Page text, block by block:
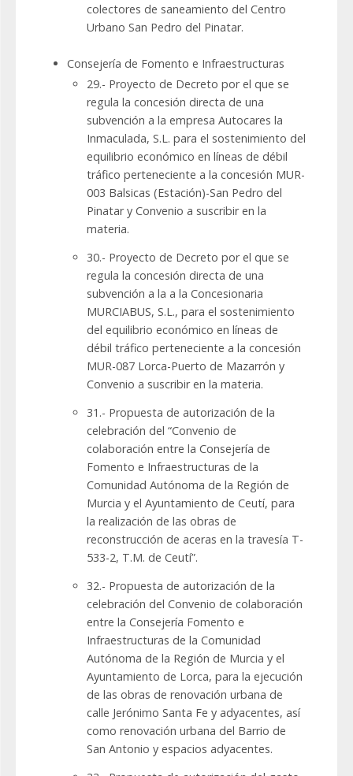
colectores de saneamiento del Centro
Urbano San Pedro del Pinatar.
Consejería de Fomento e Infraestructuras
29.- Proyecto de Decreto por el que se
regula la concesión directa de una
subvención a la empresa Autocares la
Inmaculada, S.L. para el sostenimiento del
equilibrio económico en líneas de débil
tráfico perteneciente a la concesión MUR-
003 Balsicas (Estación)-San Pedro del
Pinatar y Convenio a suscribir en la
materia.
30.- Proyecto de Decreto por el que se
regula la concesión directa de una
subvención a la a la Concesionaria
MURCIABUS, S.L., para el sostenimiento
del equilibrio económico en líneas de
débil tráfico perteneciente a la concesión
MUR-087 Lorca-Puerto de Mazarrón y
Convenio a suscribir en la materia.
31.- Propuesta de autorización de la
celebración del “Convenio de
colaboración entre la Consejería de
Fomento e Infraestructuras de la
Comunidad Autónoma de la Región de
Murcia y el Ayuntamiento de Ceutí, para
la realización de las obras de
reconstrucción de aceras en la travesía T-
533-2, T.M. de Ceutí”.
32.- Propuesta de autorización de la
celebración del Convenio de colaboración
entre la Consejería Fomento e
Infraestructuras de la Comunidad
Autónoma de la Región de Murcia y el
Ayuntamiento de Lorca, para la ejecución
de las obras de renovación urbana de
calle Jerónimo Santa Fe y adyacentes, así
como renovación urbana del Barrio de
San Antonio y espacios adyacentes.